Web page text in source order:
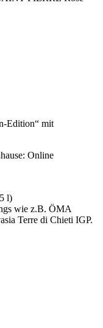
Edition“ mit
Online
l)
wie z.B. ÖMA
Terre di Chieti IGP.